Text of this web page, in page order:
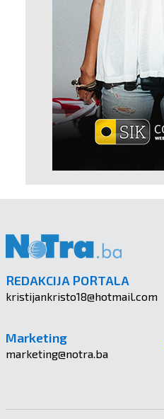
REDAKCIJA PORTALA
kristijankristo18@hotmail.com
Marketing
marketing@notra.ba